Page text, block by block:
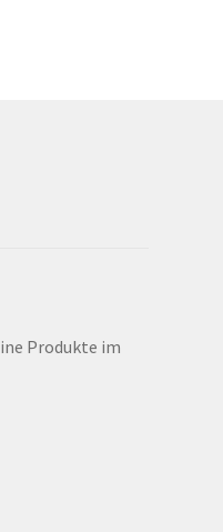
Produkte im